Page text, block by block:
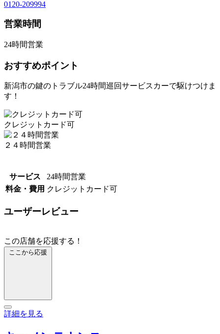
0120-209994
営業時間
24時間営業
おすすめポイント
新潟市の鍵のトラブル24時間巡回サービスカーで駆けつけま
す！
クレジットカード可
２４時間営業
サービス
24時間営業
料金・費用 クレジットカード可
ユーザーレビュー
この店舗を応援する！
ここから応援
詳細を見る